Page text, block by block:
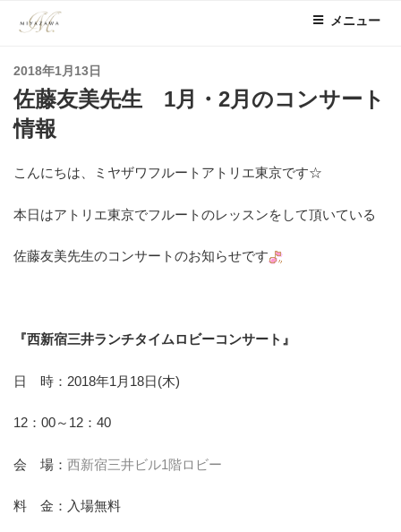
ツ
メニュー
投
稿
日:
2018年1月13日
佐藤友美先生 1月・2月のコンサート
情報
こんにちは、ミヤザワフルートアトリエ東京です☆
本日はアトリエ東京でフルートのレッスンをして頂いている
佐藤友美先生のコンサートのお知らせです
『西新宿三井ランチタイムロビーコンサート 』
日 時：2018年1月18日(木)
12：00～12：40
会 場： 西新宿三井ビル1階ロビー
料 金：入場無料